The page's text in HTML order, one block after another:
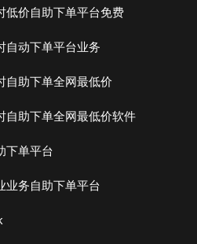
低价自助下单平台免费
自动下单平台业务
自助下单全网最低价
自助下单全网最低价软件
下单平台
业务自助下单平台